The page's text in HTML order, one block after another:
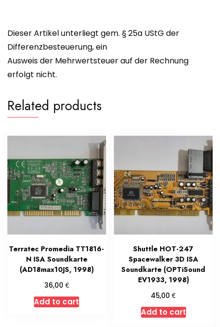
Dieser Artikel unterliegt gem. § 25a UStG der
Differenzbesteuerung, ein
Ausweis der Mehrwertsteuer auf der Rechnung
erfolgt nicht.
Related products
Terratec Promedia TT1816-
N ISA Soundkarte
(AD18max10JS, 1998)
36,00 €
Add to cart
Shuttle HOT-247
Spacewalker 3D ISA
Soundkarte (OPTiSound
EV1933, 1998)
45,00€
Add to cart